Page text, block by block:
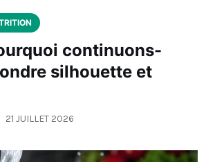
continuons-
silhouette et
21 JUILLET 2026